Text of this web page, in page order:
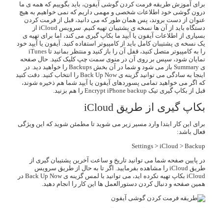
برای آموزش طریقه فرمت کردن گوشی آیفون، باید بگوییم که همه ی ما
درون گوشی خود اطلاعات شخصی و مهمی داریم که نمی خواهیم به هیچ
عنوان از دست بروند، پس همان طور که می دانید، قبل از فرمت کردن
دستگاه باید از آن ها نسخه ی پشتیبان تهیه کنیم. سرویس iCloud از
بسیاری از اطلاعات آیفون یا آیپد ما بکاپ گیری می کند، اما برای تهیه ی
یک نسخه ی پشتیبان کامل باید از کامپیوتر استفاده کنید. آیفون یا آیپد خود
را به کامپیوتر متصل کنید، قفل آن را باز کنید و منتظر بمانید تا iTunes
نمایان شود، سپس بر روی آن در منوی سمت چپ کلیک کنید. حال صفحه
ی Summary باز می شود و شما در آن بخش Backups را خواهید دید. در
اینجا به سادگی می توانید گزینه ی Back Up Now را انتخاب کنید. دقت کنید
که اگر می خواهید تمامی پسوردهای آیفون یا آیپد شما هم ذخیره شوند،
قبل از بکاپ گیری تیک Encrypt iPhone backup را هم بزنید.
بکاپ گیری از طریق iCloud
برای این کار ابتدا وارد مسیر زیر می شوید تا مطمئن شوید که این ویژگی
فعال باشد:
Settings > iCloud > Backup
در پایین صفحه شما می توانید تاریخ و ساعت آخرین پشتیبان گیری از
طریق iCloud را مشاهده بفرمایید. اگر تا به حال از طریق سرویس
iCloud بکاپ تهیه نکرده اید، می توانید با لمس گزینه ی Back Up Now در
همین صفحه و دنبال کردن دستورالعمل ها این کار را انجام دهید.